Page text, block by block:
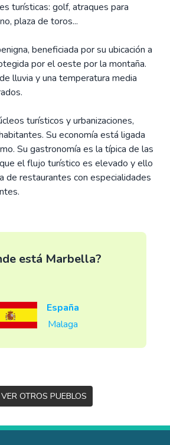
turísticas: golf, atraques para
plaza de toros...
beneficiada por su ubicación a
por el oeste por la montaña.
lluvia y una temperatura media
turísticos y urbanizaciones,
Su economía está ligada
Su gastronomía es la típica de las
el flujo turístico es elevado y ello
de restaurantes con especialidades
está Marbella?
España
Malaga
Ver otros pueblos